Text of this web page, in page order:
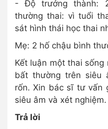
- Độ trưởng thành:
thường thai: vì tuổi
sát hình thái học thai
Mẹ: 2 hố chậu bình
Kết luận một thai
bất thường trên siêu
rốn. Xin bác sĩ tư vấn
siêu âm và xét nghiệm.
Trả lời